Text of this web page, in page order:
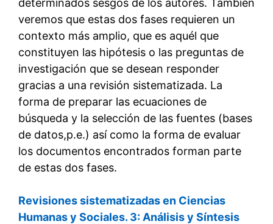
determinados sesgos de los autores. También
veremos que estas dos fases requieren un
contexto más amplio, que es aquél que
constituyen las hipótesis o las preguntas de
investigación que se desean responder
gracias a una revisión sistematizada. La
forma de preparar las ecuaciones de
búsqueda y la selección de las fuentes (bases
de datos,p.e.) así como la forma de evaluar
los documentos encontrados forman parte
de estas dos fases.
Revisiones sistematizadas en Ciencias
Humanas y Sociales. 3: Análisis y Síntesis